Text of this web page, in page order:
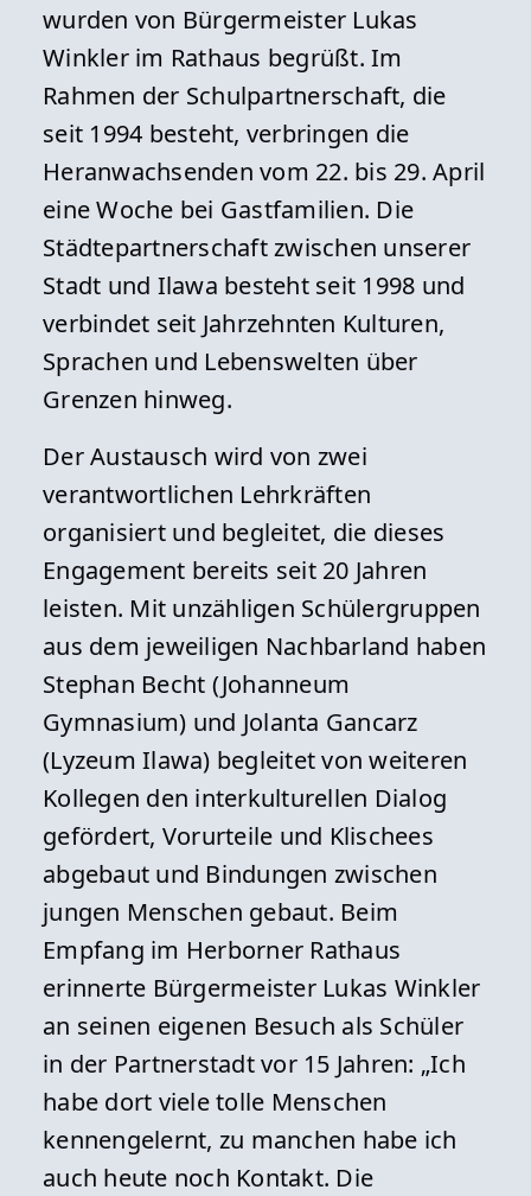
wurden von Bürgermeister Lukas
Winkler im Rathaus begrüßt. Im
Rahmen der Schulpartnerschaft, die
seit 1994 besteht, verbringen die
Heranwachsenden vom 22. bis 29. April
eine Woche bei Gastfamilien. Die
Städtepartnerschaft zwischen unserer
Stadt und Ilawa besteht seit 1998 und
verbindet seit Jahrzehnten Kulturen,
Sprachen und Lebenswelten über
Grenzen hinweg.
Der Austausch wird von zwei
verantwortlichen Lehrkräften
organisiert und begleitet, die dieses
Engagement bereits seit 20 Jahren
leisten. Mit unzähligen Schülergruppen
aus dem jeweiligen Nachbarland haben
Stephan Becht (Johanneum
Gymnasium) und Jolanta Gancarz
(Lyzeum Ilawa) begleitet von weiteren
Kollegen den interkulturellen Dialog
gefördert, Vorurteile und Klischees
abgebaut und Bindungen zwischen
jungen Menschen gebaut. Beim
Empfang im Herborner Rathaus
erinnerte Bürgermeister Lukas Winkler
an seinen eigenen Besuch als Schüler
in der Partnerstadt vor 15 Jahren: „Ich
habe dort viele tolle Menschen
kennengelernt, zu manchen habe ich
auch heute noch Kontakt. Die